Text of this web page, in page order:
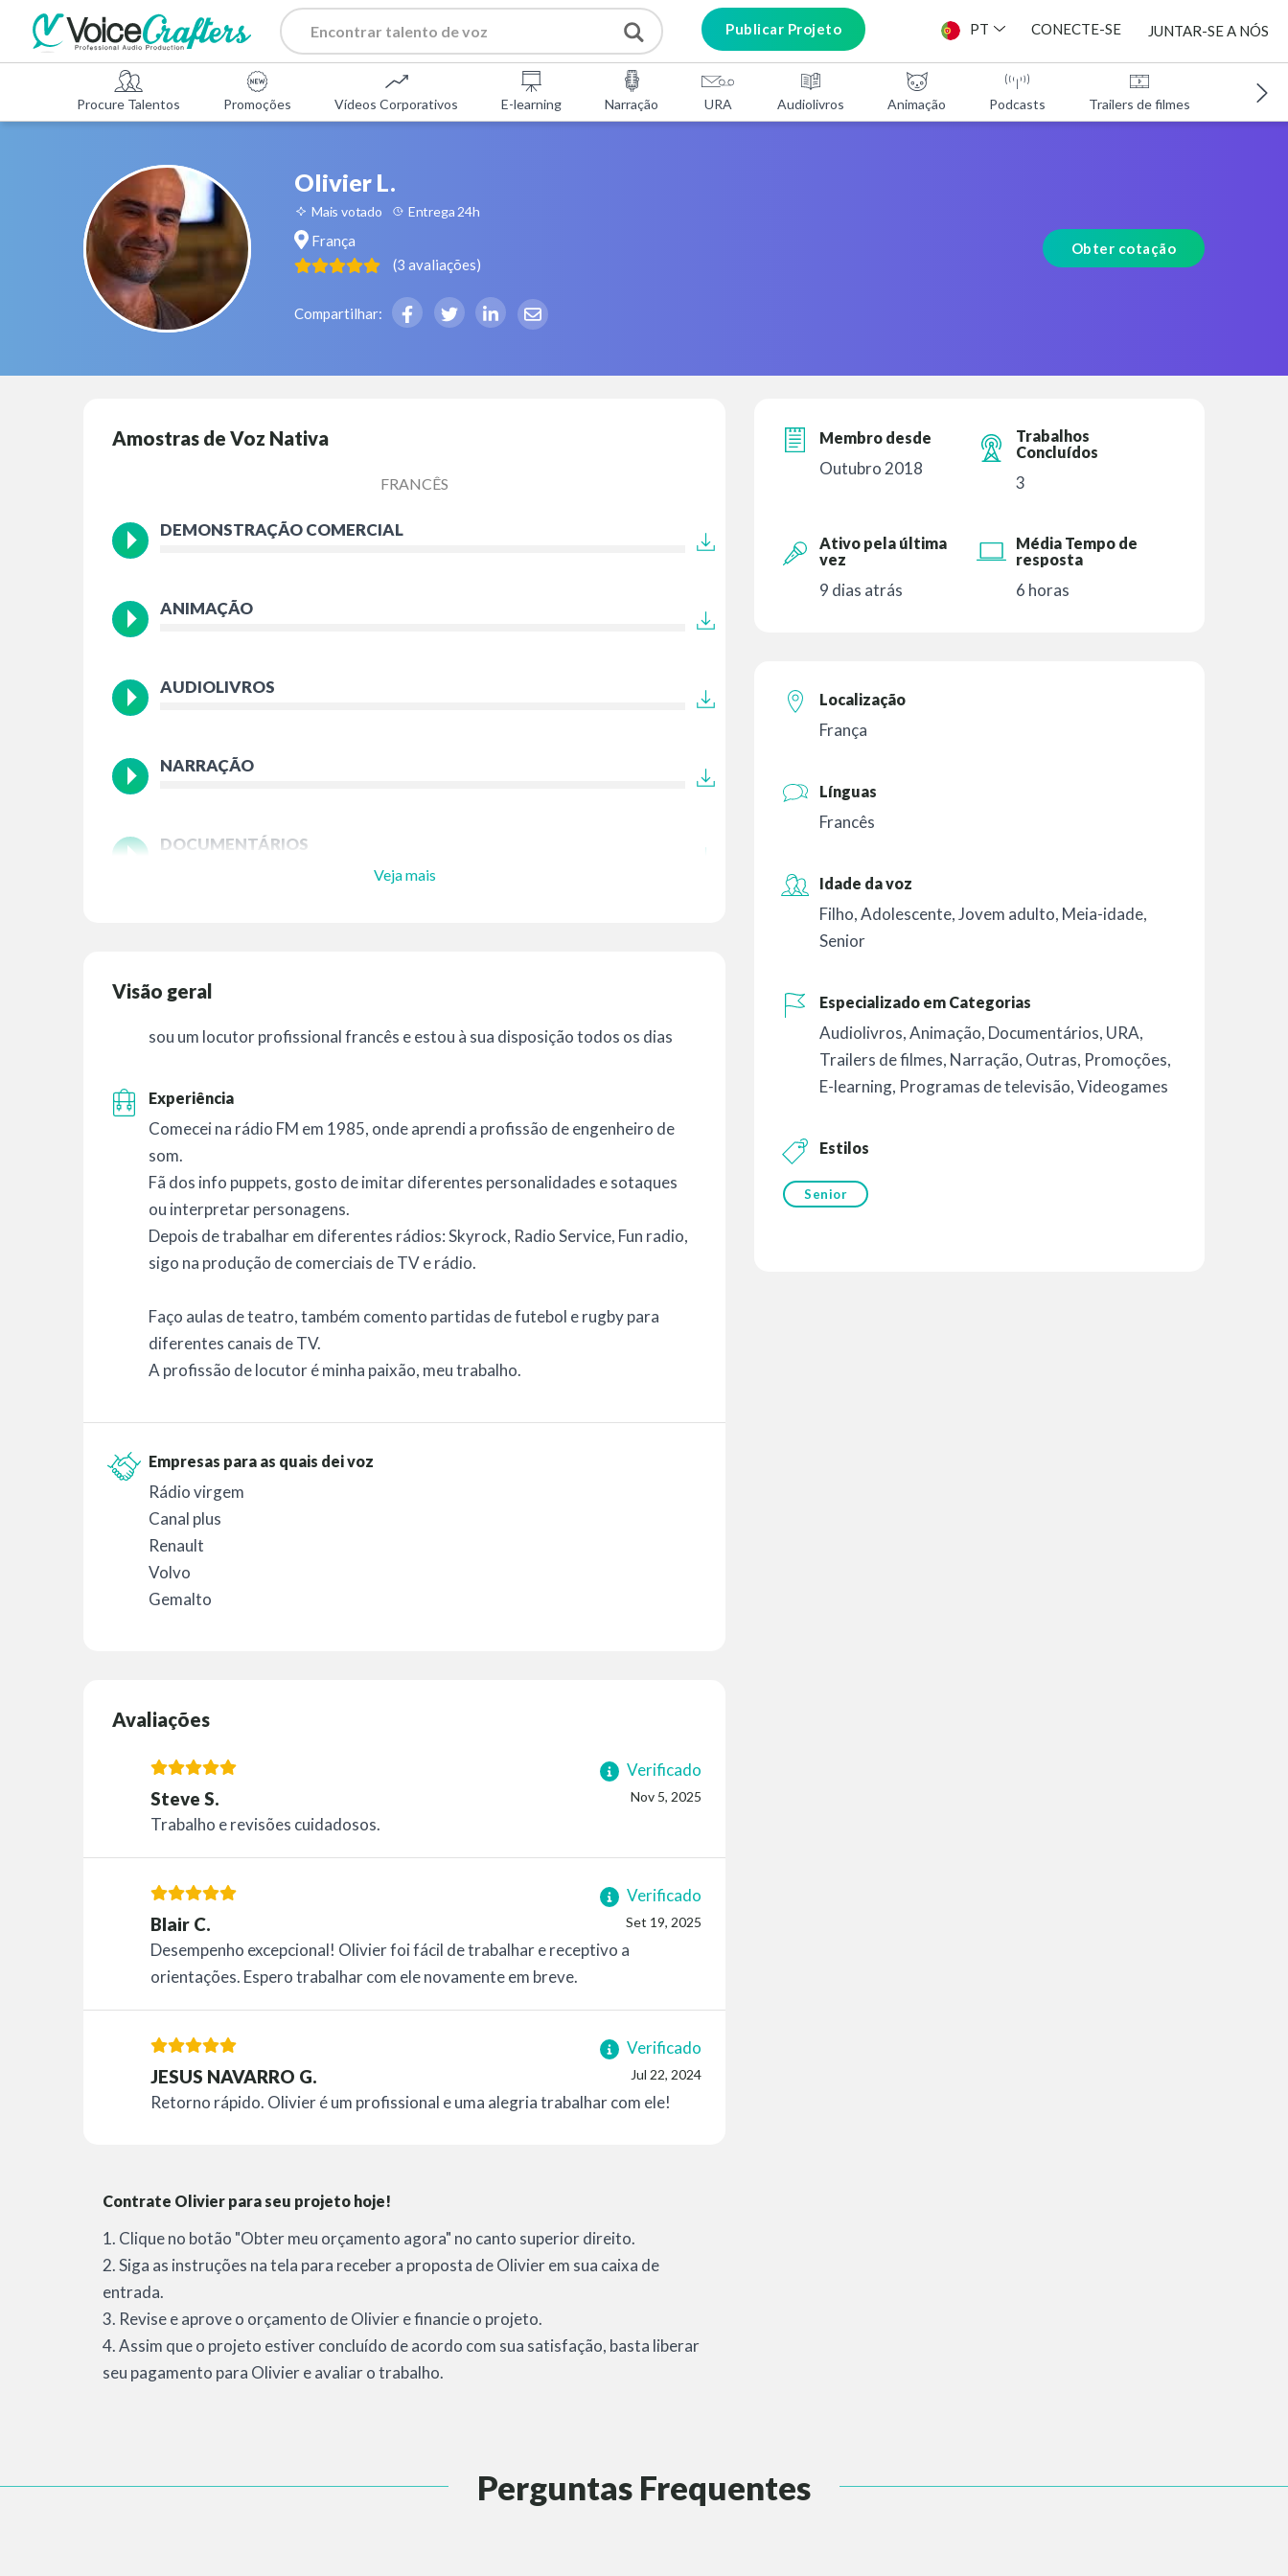
Publicar Projeto PT CONECTE-SE JUNTAR-SE A NÓS
Procure Talentos Promoções Vídeos Corporativos E-learning Narração URA Audiolivros Animação Podcasts Trailers de filmes
Olivier L.
Mais votado Entrega 24h
França
(3 avaliações)
Compartilhar:
Obter cotação
Amostras de Voz Nativa
FRANCÊS
DEMONSTRAÇÃO COMERCIAL
ANIMAÇÃO
AUDIOLIVROS
NARRAÇÃO
DOCUMENTÁRIOS
Veja mais
Visão geral
sou um locutor profissional francês e estou à sua disposição todos os dias
Experiência
Comecei na rádio FM em 1985, onde aprendi a profissão de engenheiro de
som.
Fã dos info puppets, gosto de imitar diferentes personalidades e sotaques
ou interpretar personagens.
Depois de trabalhar em diferentes rádios: Skyrock, Radio Service, Fun radio,
sigo na produção de comerciais de TV e rádio.
Faço aulas de teatro, também comento partidas de futebol e rugby para
diferentes canais de TV.
A profissão de locutor é minha paixão, meu trabalho.
Empresas para as quais dei voz
Rádio virgem
Canal plus
Renault
Volvo
Gemalto
Avaliações
Verificado
Nov 5, 2025
Steve S.
Trabalho e revisões cuidadosos.
Verificado
Set 19, 2025
Blair C.
Desempenho excepcional! Olivier foi fácil de trabalhar e receptivo a
orientações. Espero trabalhar com ele novamente em breve.
Verificado
Jul 22, 2024
JESUS NAVARRO G.
Retorno rápido. Olivier é um profissional e uma alegria trabalhar com ele!
Contrate Olivier para seu projeto hoje!
1. Clique no botão "Obter meu orçamento agora" no canto superior direito.
2. Siga as instruções na tela para receber a proposta de Olivier em sua caixa de
entrada.
3. Revise e aprove o orçamento de Olivier e financie o projeto.
4. Assim que o projeto estiver concluído de acordo com sua satisfação, basta liberar
seu pagamento para Olivier e avaliar o trabalho.
Membro desde
Outubro 2018
Trabalhos
Concluídos
3
Ativo pela última
vez
9 dias atrás
Média Tempo de
resposta
6 horas
Localização
França
Línguas
Francês
Idade da voz
Filho,Adolescente,Jovem adulto, Meia-idade,
Senior
Especializado em Categorias
Audiolivros,Animação, Documentários, URA,
Trailers de filmes, Narração, Outras, Promoções,
E-learning, Programas de televisão,Videogames
Estilos
Senior
Perguntas Frequentes